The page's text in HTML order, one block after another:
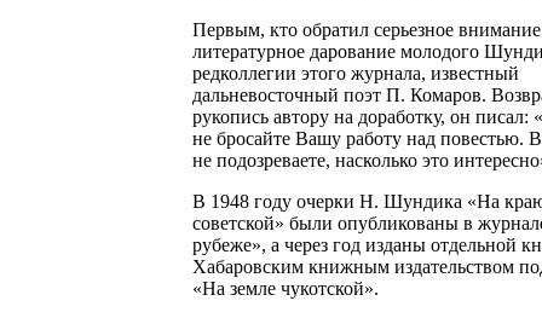
Первым, кто обратил серьезное
литературное дарование молодого
редколлегии этого журнала, известный
дальневосточный поэт П. Комаров.
рукопись автору на доработку, он писал:
не бросайте Вашу работу над повестью.
не подозреваете, насколько это
В 1948 году очерки Н. Шундика «На
советской» были опубликованы в
рубеже», а через год изданы отдельной
Хабаровским книжным издательством
«На земле чукотской».